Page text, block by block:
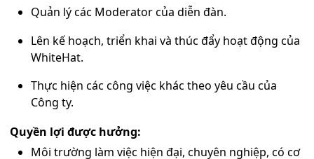
Quản lý các Moderator của diễn đàn.
Lên kế hoạch, triển khai và thúc đẩy hoạt động của
WhiteHat.
Thực hiện các công việc khác theo yêu cầu của
Công ty.
Quyền lợi được hưởng:
Môi trường làm việc hiện đại, chuyên nghiệp, có cơ